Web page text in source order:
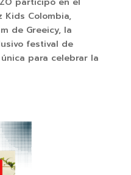
Kids Colombia,
de Greeicy, la
festival de
para celebrar la